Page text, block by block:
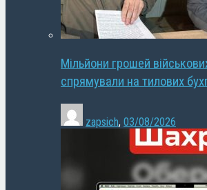
Мільйони грошей
спрямували на тилових
zapsich, 03/08/2026